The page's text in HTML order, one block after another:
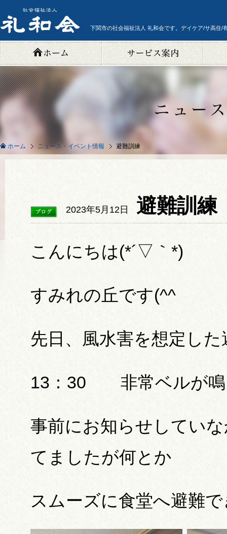
下関市の社会福祉法人 礼和会です。デイケア/サ高住/
ホーム ニュース・イベント情報 避難訓練
2023年5月12日 避難訓練
こんにちは(*´▽｀*)
すみれの丘です(^^ゞ
先日、風水害を想定し
13：30 非常ベルが鳴
事前にお知らせしてい
てましたが何とか
スムーズに食堂へ避難